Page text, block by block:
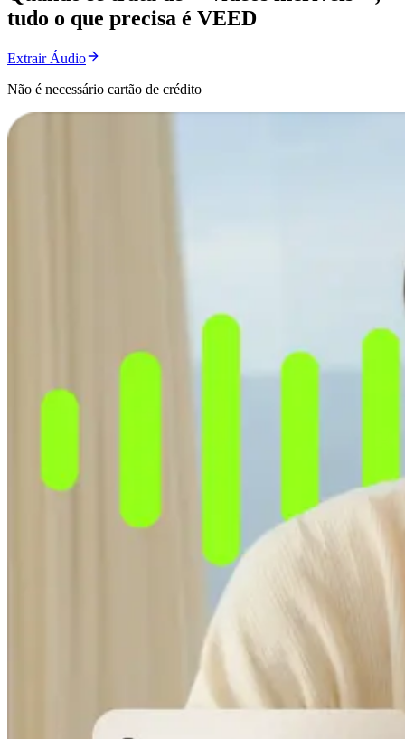
tudo o que precisa é VEED
Extrair Áudio
Não é necessário cartão de crédito